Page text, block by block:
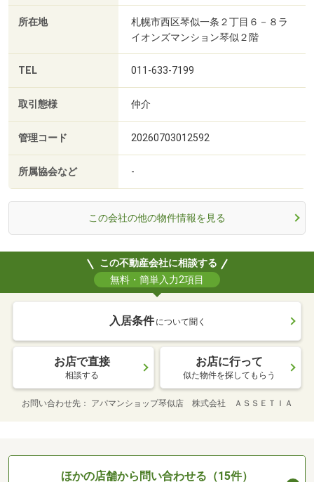
所在地
札幌市西区琴似一条２丁目６－８ラ
イオンズマンション琴似２階
TEL 011-633-7199
取引態様 仲介
管理コード 20260703012592
所属協会など -
この会社の他の物件情報を見る
この不動産会社に相談する
無料・簡単入力2項目
入居条件 について聞く
お店で直接
相談する
お店に行って
似た物件を探してもらう
お問い合わせ先 アパマンショップ琴似店 株式会社 ＡＳＳＥＴＩＡ
ほかの店舗から問い合わせる（15件）